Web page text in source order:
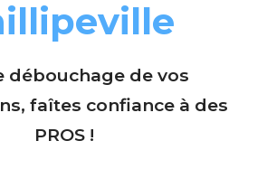
débouchage de vos
faîtes confiance à des
PROS !